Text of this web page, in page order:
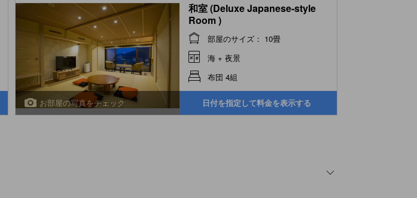
お部屋の写真をチェック
和室 (Deluxe Japanese-style
Room )
部屋のサイズ： 10畳
海 + 夜景
布団 4組
日付を指定して料金を表示する